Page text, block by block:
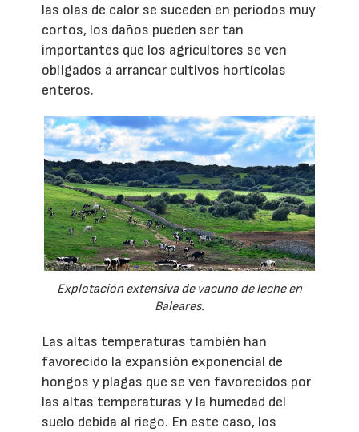
las olas de calor se suceden en periodos muy
cortos, los daños pueden ser tan
importantes que los agricultores se ven
obligados a arrancar cultivos hortícolas
enteros.
Explotación extensiva de vacuno de leche en
Baleares.
Las altas temperaturas también han
favorecido la expansión exponencial de
hongos y plagas que se ven favorecidos por
las altas temperaturas y la humedad del
suelo debida al riego. En este caso, los